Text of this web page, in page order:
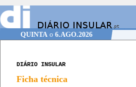
QUINTAo 6.AGO.2026
DIÁRIO INSULAR
Ficha técnica